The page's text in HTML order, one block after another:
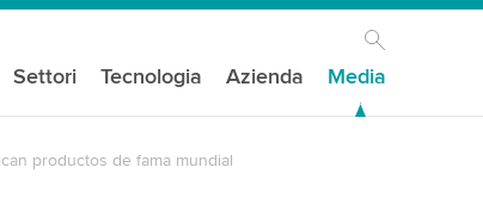
Settori Tecnologia Azienda Media
productos de fama mundial